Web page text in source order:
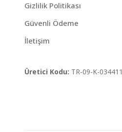
Gizlilik Politikası
Güvenli Ödeme
İletişim
Üretici Kodu: TR-09-K-034411